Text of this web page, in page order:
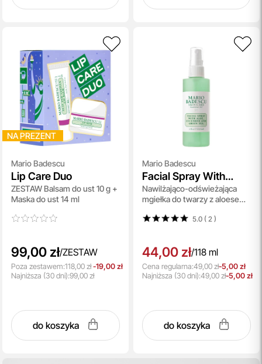
NA PREZENT
Mario Badescu
Lip Care Duo
ZESTAW Balsam do ust 10 g +
Maska do ust 14 ml
99,00 zł/ZESTAW
Poza zestawem:118,00 zł-19,00 zł
Najniższa (30 dni):99,00 zł
do koszyka
Mario Badescu
Facial Spray With
Aloe, Cucumber And
Green Tea
Nawilżająco-odświeżająca
mgiełka do twarzy z aloesem,
ml
5.0 ( 2 )
44,00 zł/118 ml
Cena regularna:49,00 zł-5,00 zł
Najniższa (30 dni):49,00 zł-5,00 zł
do koszyka